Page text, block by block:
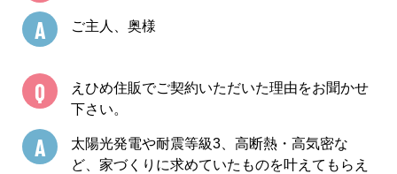
A ご主人、奥様
Q
えひめ住販でご契約いただいた理由をお聞かせ
下さい。
A
太陽光発電や耐震等級3、高断熱・高気密な
ど、家づくりに求めていたものを叶えてもらえ